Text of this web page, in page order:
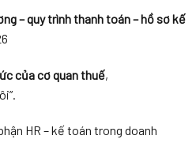
– quy trình thanh toán – hồ sơ kế
của cơ quan thuế,
HR – kế toán trong doanh